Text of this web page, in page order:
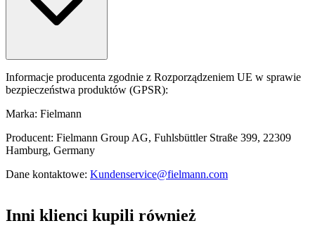
Informacje producenta zgodnie z Rozporządzeniem UE w sprawie
bezpieczeństwa produktów (GPSR):
Marka: Fielmann
Producent: Fielmann Group AG, Fuhlsbüttler Straße 399, 22309
Hamburg, Germany
Dane kontaktowe: Kundenservice@fielmann.com
Inni klienci kupili również